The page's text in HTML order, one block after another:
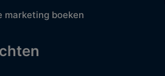
marketing boeken